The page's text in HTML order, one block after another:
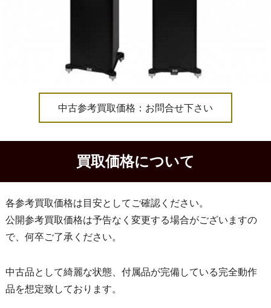
中古参考買取価格：お問合せ下さい
買取価格について
各参考買取価格は目安としてご確認ください。
公開参考買取価格は予告なく変更する場合がございますの
で、何卒ご了承ください。
中古品として綺麗な状態、付属品が完備している完全動作
品を想定致しております。